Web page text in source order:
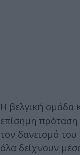
Η βελγική ομάδα
επίσημη πρόταση
τον δανεισμό
όλα δείχνουν